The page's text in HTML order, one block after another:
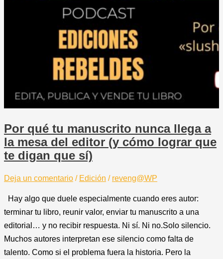
Por qué tu manuscrito nunca llega a
la mesa del editor (y cómo lograr que
te digan que sí)
Deja un comentario / Edición / reveng@WP
Hay algo que duele especialmente cuando eres autor:
terminar tu libro, reunir valor, enviar tu manuscrito a una
editorial… y no recibir respuesta. Ni sí. Ni no.Solo silencio.
Muchos autores interpretan ese silencio como falta de
talento. Como si el problema fuera la historia. Pero la